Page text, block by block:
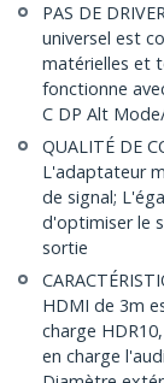
PAS DE
universel est
matérielles et
fonctionne
C DP Alt
QUALITÉ DE
L'adaptateur
de signal;
d'optimiser le
sortie
HDMI de 3m
charge
en charge